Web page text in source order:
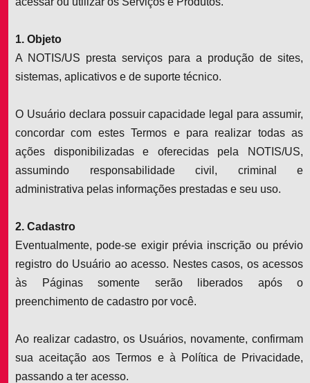
1. Objeto
A NOTIS/US presta serviços para a produção de sites,
sistemas, aplicativos e de suporte técnico.
O Usuário declara possuir capacidade legal para assumir,
concordar com estes Termos e para realizar todas as
ações disponibilizadas e oferecidas pela NOTIS/US,
assumindo responsabilidade civil, criminal e
administrativa pelas informações prestadas e seu uso.
2. Cadastro
Eventualmente, pode-se exigir prévia inscrição ou prévio
registro do Usuário ao acesso. Nestes casos, os acessos
às Páginas somente serão liberados após o
preenchimento de cadastro por você.
Ao realizar cadastro, os Usuários, novamente, confirmam
sua aceitação aos Termos e à Política de Privacidade,
passando a ter acesso.